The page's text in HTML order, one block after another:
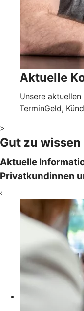
Aktuelle
Unsere
TerminGeld,
>
Gut zu wissen
Aktuelle
Privatkundinnen
‹